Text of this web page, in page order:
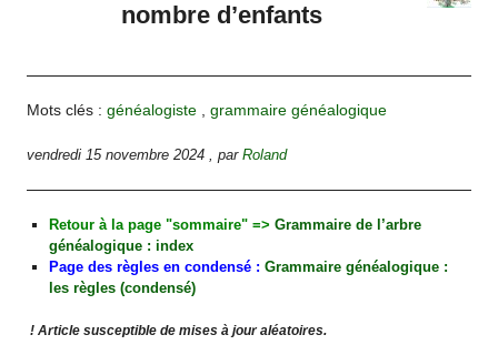
nombre d’enfants
Mots clés :généalogiste ,grammaire généalogique
vendredi 15 novembre 2024 ,parRoland
Retour à la page "sommaire" => Grammaire de l’arbre
généalogique : index
Page des règles en condensé : Grammaire généalogique :
les règles (condensé)
! Article susceptible de mises à jour aléatoires.